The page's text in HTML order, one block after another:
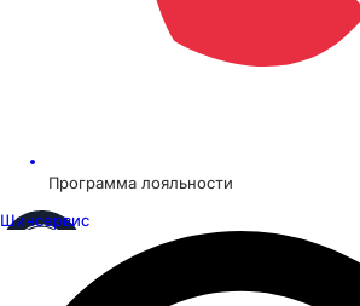
Программа лояльности
Шинсервис